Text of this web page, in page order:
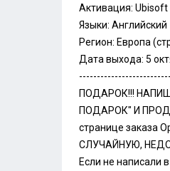
Активация: Ubisoft
Языки: Английский
Регион: Европа
Дата выхода: 5
ПОДАРОК!!!
ПОДАРОК" И
странице заказа
СЛУЧАЙНУЮ,
Если не написали